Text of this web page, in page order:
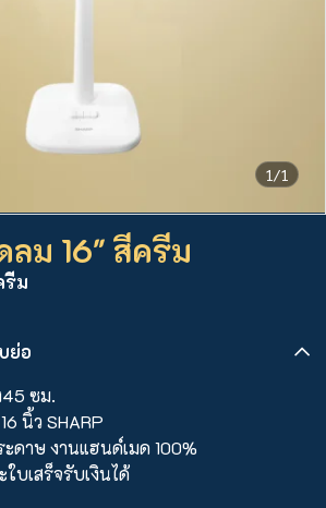
1/1
ม 16" สีครีม
รีม
ย่อ
45 ซม.
นิ้ว SHARP
ดาษ งานแฮนด์เมด 100%
บเสร็จรับเงินได้